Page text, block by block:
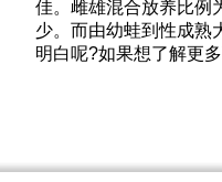
佳。雌雄混合放养比例
少。而由幼蛙到性成熟
明白呢?如果想了解更